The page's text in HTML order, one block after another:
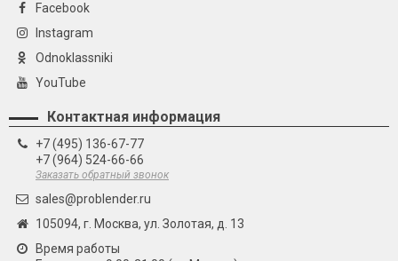
Facebook
Instagram
Odnoklassniki
YouTube
Контактная информация
+7 (495) 136-67-77
+7 (964) 524-66-66
Заказать обратный звонок
sales@problender.ru
105094, г. Москва, ул. Золотая, д. 13
Время работы